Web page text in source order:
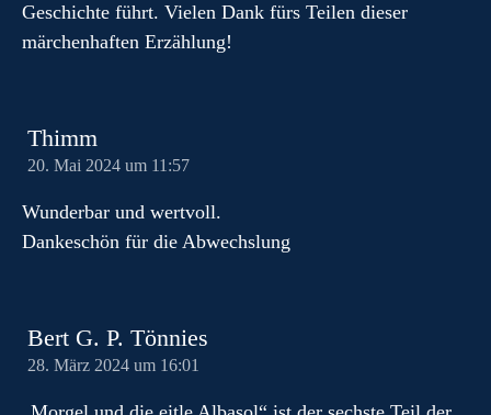
Geschichte führt. Vielen Dank fürs Teilen dieser
märchenhaften Erzählung!
Thimm
20. Mai 2024 um 11:57
Wunderbar und wertvoll.
Dankeschön für die Abwechslung
Bert G. P. Tönnies
28. März 2024 um 16:01